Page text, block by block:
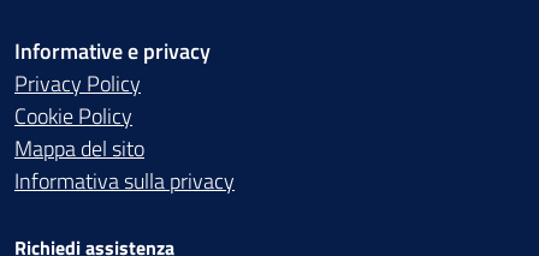
Informative e privacy
Privacy Policy
Cookie Policy
Mappa del sito
Informativa sulla privacy
Richiedi assistenza